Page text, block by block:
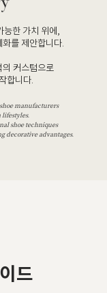
능한 가치 위에,
를 제안합니다.
의 커스텀으로
합니다.
manufacturers
lifestyles.
shoe techniques
decorative advantages.
드